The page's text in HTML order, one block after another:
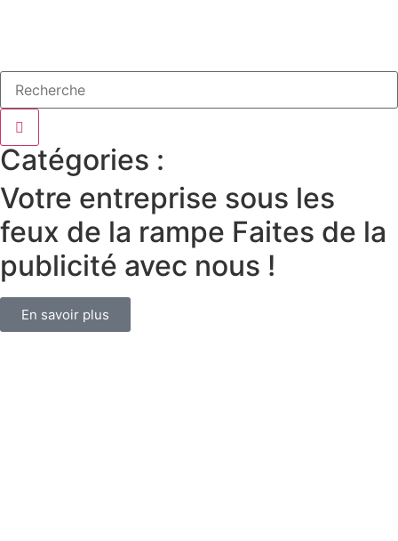
Catégories :
Votre entreprise sous les
feux de la rampe Faites de la
publicité avec nous !
En savoir plus